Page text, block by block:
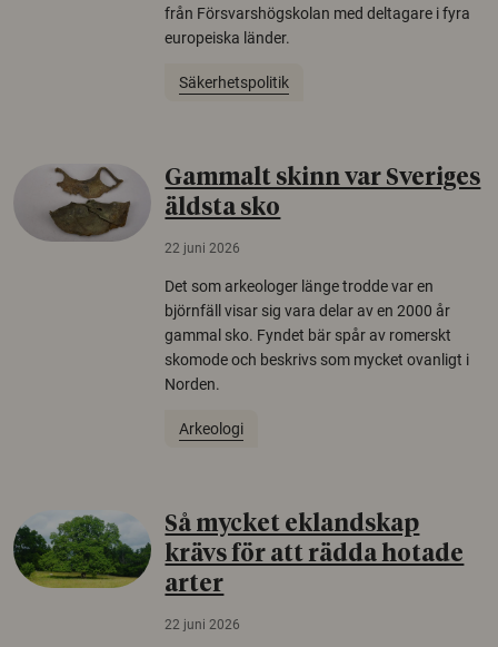
från Försvarshögskolan med deltagare i fyra
europeiska länder.
Säkerhetspolitik
Gammalt skinn var Sveriges
äldsta sko
22 juni 2026
Det som arkeologer länge trodde var en
björnfäll visar sig vara delar av en 2000 år
gammal sko. Fyndet bär spår av romerskt
skomode och beskrivs som mycket ovanligt i
Norden.
Arkeologi
Så mycket eklandskap
krävs för att rädda hotade
arter
22 juni 2026